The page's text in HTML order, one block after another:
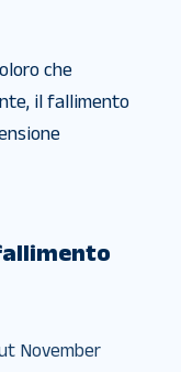
che
il fallimento
November